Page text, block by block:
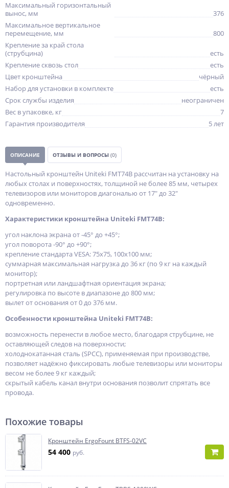
Максимальный горизонтальный
вынос, мм
376
Максимальное вертикальное
перемещение, мм
800
Крепление за край стола
(струбцина)
есть
Крепление сквозь стол
есть
Цвет кронштейна
чёрный
Набор для установки в комплекте
есть
Срок службы изделия
неограничен
Вес в упаковке, кг
7
Гарантия производителя
5 лет
ОПИСАНИЕ ОТЗЫВЫ И ВОПРОСЫ (0)
Настольный кронштейн Uniteki FMT74B рассчитан на установку на
любых столах и поверхностях, толщиной не более 85 мм, четырех
телевизоров или мониторов диагональю от 17" до 32"
одновременно.
Характеристики кронштейна Uniteki FMT74B:
угол наклона экрана от -45° до +45°;
угол поворота -90° до +90°;
крепление стандарта VESA: 75x75, 100x100 мм;
суммарная максимальная нагрузка до 36 кг (по 9 кг на каждый
монитор);
портретная или ландшафтная ориентация экрана;
регулировка по высоте в диапазоне до 800 мм;
вылет от основания от 0 до 376 мм.
Особенности кронштейна Uniteki FMT74B:
возможность перенести в любое место, благодаря струбцине, не
оставляющей следов на поверхности;
холоднокатанная сталь (SPCC), применяемая при производстве,
позволяет надёжно фиксировать любые телевизоры или мониторы
весом не более 9 кг каждый;
скрытый кабель канал внутри основания позволит спрятать все
провода.
Похожие товары
Кронштейн ErgoFount BTFS-02VC
54 400 руб.